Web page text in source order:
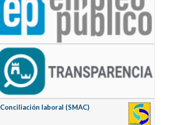
Conciliación laboral (SMAC)